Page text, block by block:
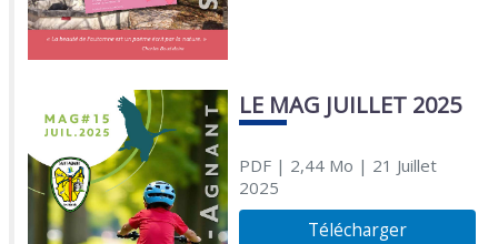
LE MAG JUILLET 2025
PDF| 2,44 Mo | 21 Juillet
2025
Télécharger